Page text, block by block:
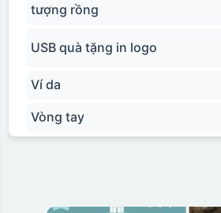
tượng rồng
USB quà tặng in logo
Ví da
Vòng tay